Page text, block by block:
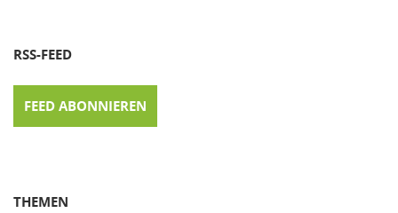
RSS-FEED
FEED ABONNIEREN
THEMEN